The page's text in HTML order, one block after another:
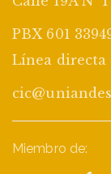
PBX 601
Línea directa
Miembro de: